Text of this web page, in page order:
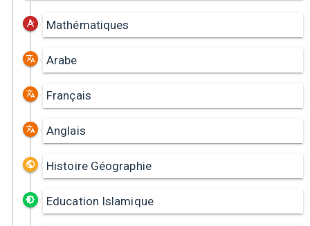
Mathématiques
Arabe
Français
Anglais
Histoire Géographie
Education Islamique